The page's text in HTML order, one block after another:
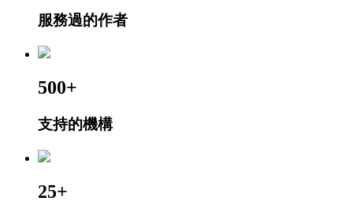
服務過的作者
500+
支持的機構
25+